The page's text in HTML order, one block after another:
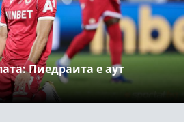
Пиедраита е аут